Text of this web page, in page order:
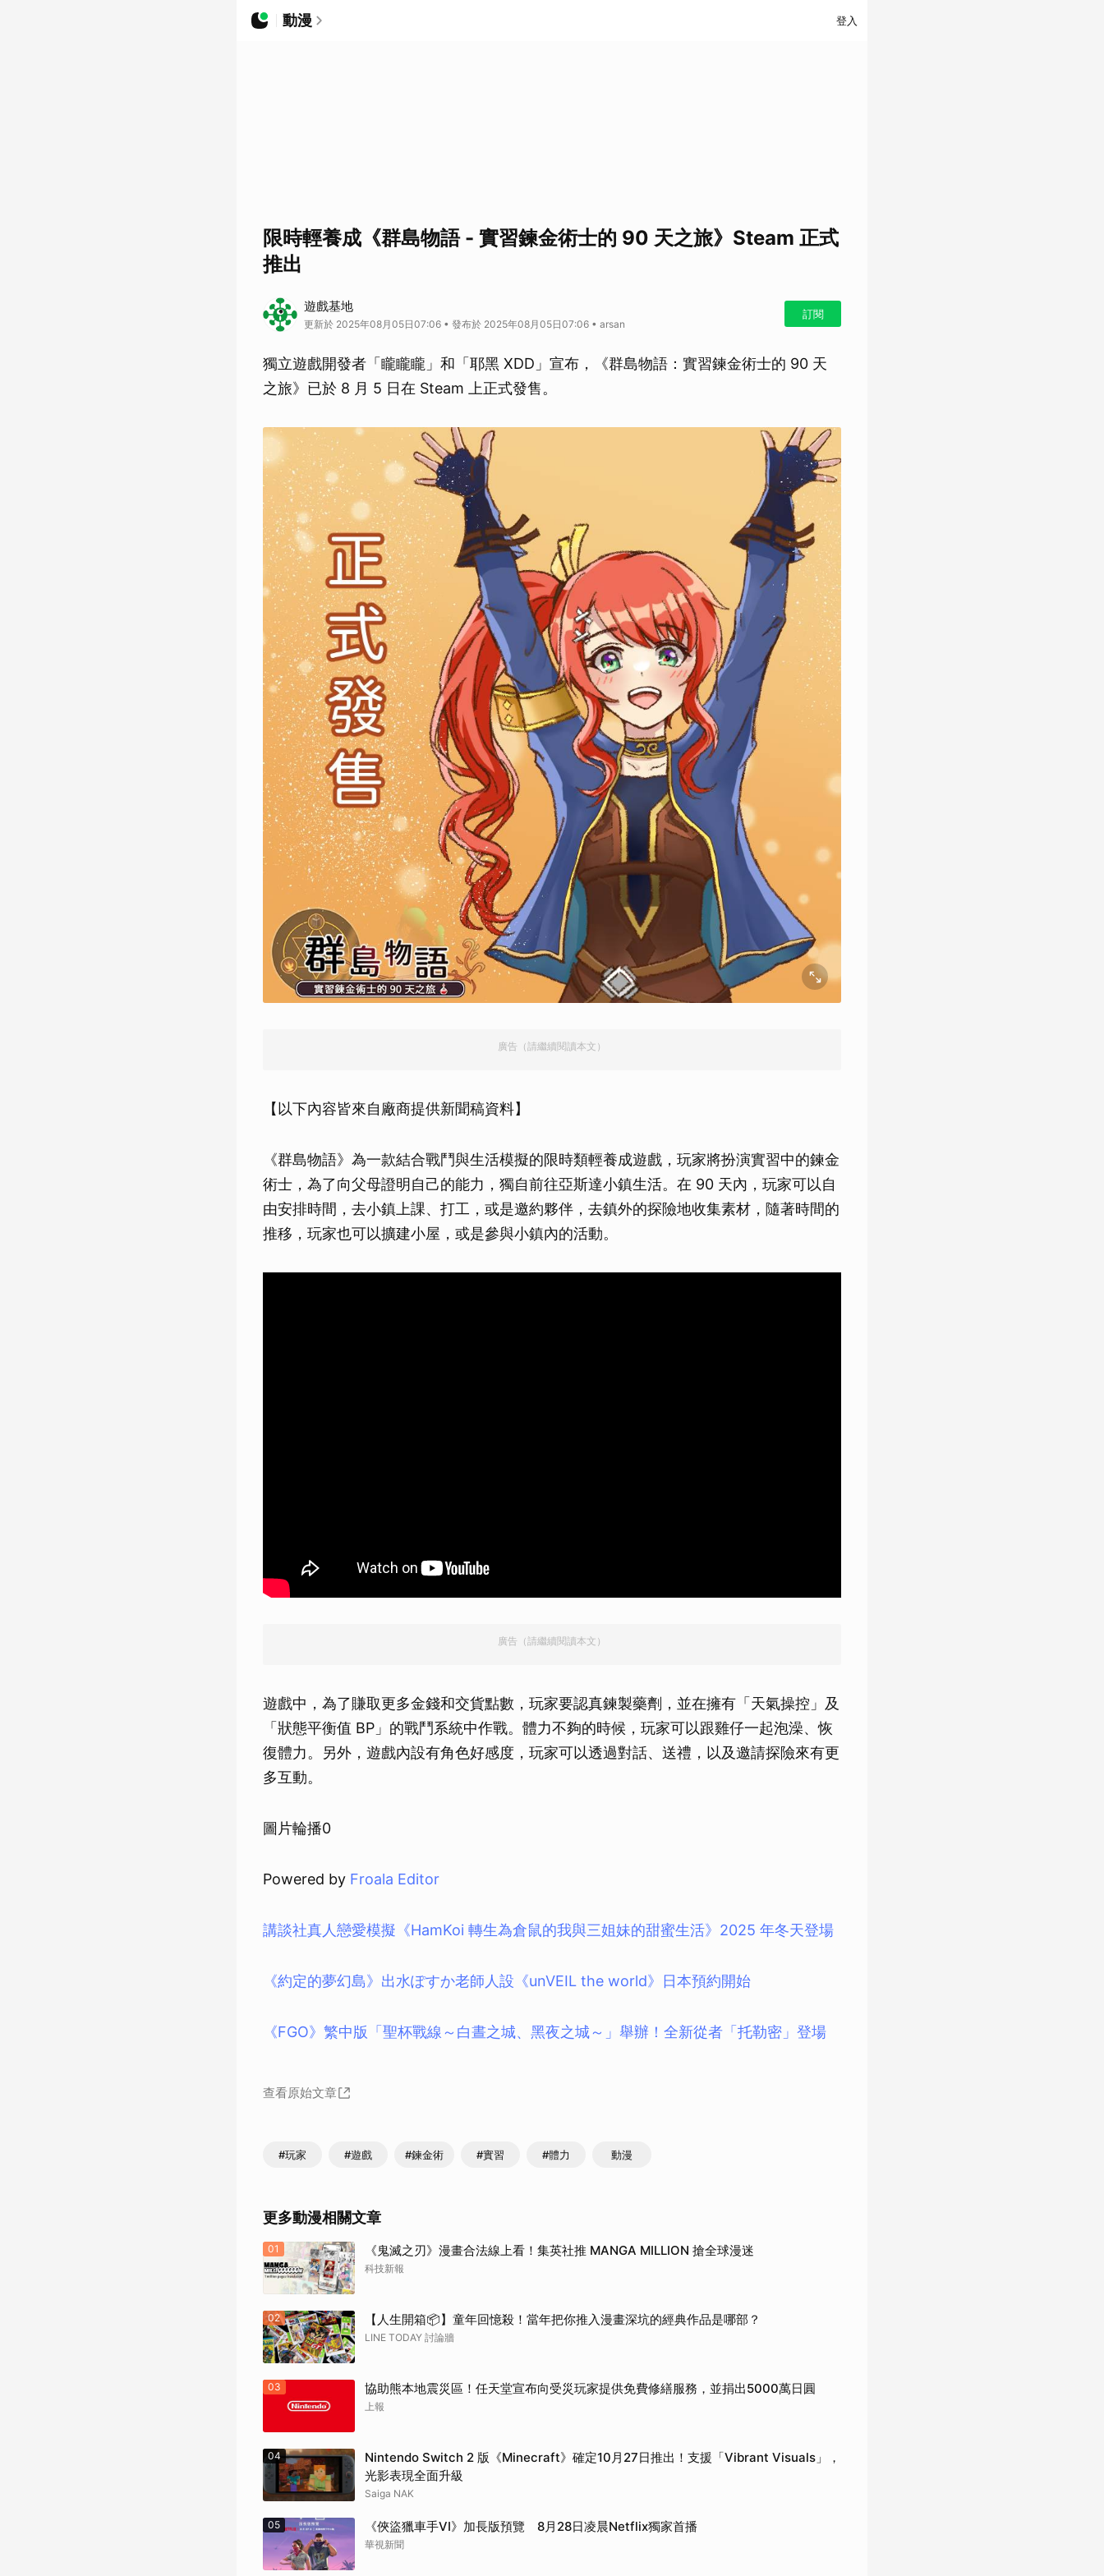
動漫 登入
限時輕養成《群島物語 - 實習鍊金術士的 90 天之旅》Steam 正式
推出
遊戲基地
更新於 2025年08月05日07:06 • 發布於 2025年08月05日07:06 • arsan
訂閱
獨立遊戲開發者「矓矓矓」和「耶黑 XDD」宣布，《群島物語：實習鍊金術士的 90 天
之旅》已於 8 月 5 日在 Steam 上正式發售。
廣告（請繼續閱讀本文）
【以下內容皆來自廠商提供新聞稿資料】
《群島物語》為一款結合戰鬥與生活模擬的限時類輕養成遊戲，玩家將扮演實習中的鍊金
術士，為了向父母證明自己的能力，獨自前往亞斯達小鎮生活。在 90 天內，玩家可以自
由安排時間，去小鎮上課、打工，或是邀約夥伴，去鎮外的探險地收集素材，隨著時間的
推移，玩家也可以擴建小屋，或是參與小鎮內的活動。
廣告（請繼續閱讀本文）
遊戲中，為了賺取更多金錢和交貨點數，玩家要認真鍊製藥劑，並在擁有「天氣操控」及
「狀態平衡值 BP」的戰鬥系統中作戰。體力不夠的時候，玩家可以跟雞仔一起泡澡、恢
復體力。另外，遊戲內設有角色好感度，玩家可以透過對話、送禮，以及邀請探險來有更
多互動。
圖片輪播0
Powered by Froala Editor
講談社真人戀愛模擬《HamKoi 轉生為倉鼠的我與三姐妹的甜蜜生活》2025 年冬天登場
《約定的夢幻島》出水ぽすか老師人設《unVEIL the world》日本預約開始
《FGO》繁中版「聖杯戰線～白晝之城、黑夜之城～」舉辦！全新從者「托勒密」登場
查看原始文章
#玩家 #遊戲 #鍊金術 #實習 #體力 動漫
更多動漫相關文章
01 《鬼滅之刃》漫畫合法線上看！集英社推 MANGA MILLION 搶全球漫迷
科技新報
02 【人生開箱📦】童年回憶殺！當年把你推入漫畫深坑的經典作品是哪部？
LINE TODAY 討論牆
03 協助熊本地震災區！任天堂宣布向受災玩家提供免費修繕服務，並捐出5000萬日圓
上報
04
Nintendo Switch 2 版《Minecraft》確定10月27日推出！支援「Vibrant Visuals」，
光影表現全面升級
Saiga NAK
05 《俠盜獵車手VI》加長版預覽 8月28日凌晨Netflix獨家首播
華視新聞